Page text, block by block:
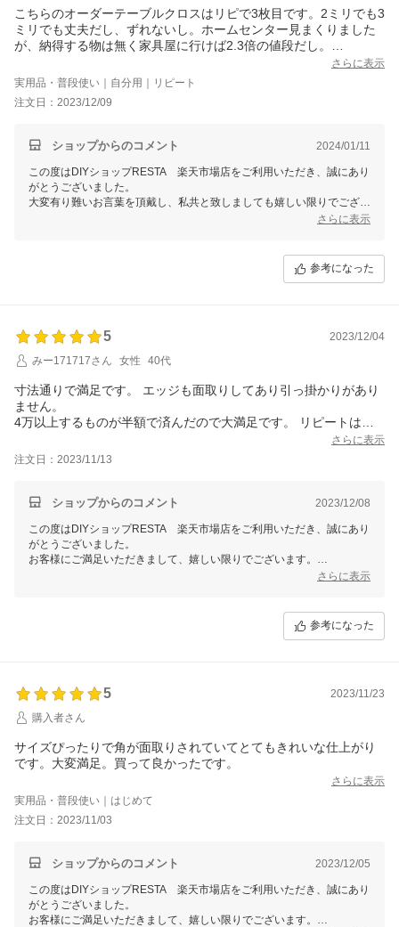
こちらのオーダーテーブルクロスはリピで3枚目です。2ミリでも3
ミリでも丈夫だし、ずれないし。ホームセンター見まくりました
が、納得する物は無く家具屋に行けば2.3倍の値段だし。
さらに表示
実用品・普段使い｜自分用｜リピート
注文日：2023/12/09
ショップからのコメント 2024/01/11
この度はDIYショップRESTA 楽天市場店をご利用いただき、誠にあり
がとうございました。
大変有り難いお言葉を頂戴し、私共と致しましても嬉しい限りでござい
さらに表示
参考になった
5
2023/12/04
みー171717さん
女性 40代
寸法通りで満足です。 エッジも面取りしてあり引っ掛かりがあり
ません。
4万以上するものが半額で済んだので大満足です。 リピートは間
さらに表示
注文日：2023/11/13
ショップからのコメント 2023/12/08
この度はDIYショップRESTA 楽天市場店をご利用いただき、誠にあり
がとうございました。
お客様にご満足いただきまして、嬉しい限りでございます。
さらに表示
参考になった
5
2023/11/23
購入者さん
サイズぴったりで角が面取りされていてとてもきれいな仕上がり
です。大変満足。買って良かったです。
さらに表示
実用品・普段使い｜はじめて
注文日：2023/11/03
ショップからのコメント 2023/12/05
この度はDIYショップRESTA 楽天市場店をご利用いただき、誠にあり
がとうございました。
お客様にご満足いただきまして、嬉しい限りでございます。